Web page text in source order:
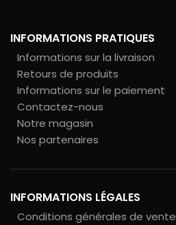
INFORMATIONS PRATIQUES
Informations sur la livraison
Retours de produits
Informations sur le paiement
Contactez-nous
Notre magasin
Nos partenaires
INFORMATIONS LÉGALES
Conditions générales de vente